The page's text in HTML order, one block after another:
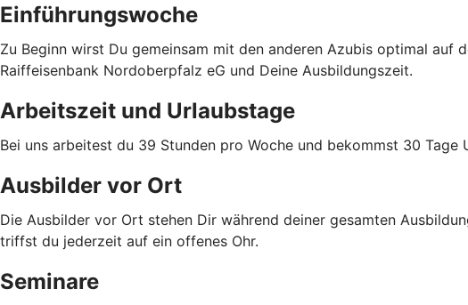
Einführungswoche
Zu Beginn wirst Du gemeinsam mit den anderen Azubis optimal
Raiffeisenbank Nordoberpfalz eG und Deine Ausbildungszeit.
Arbeitszeit und Urlaubstage
Bei uns arbeitest du 39 Stunden pro Woche und bekommst 30
Ausbilder vor Ort
Die Ausbilder vor Ort stehen Dir während deiner gesamten
triffst du jederzeit auf ein offenes Ohr.
Seminare